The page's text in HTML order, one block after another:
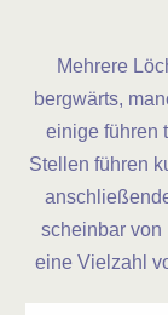
Mehrere
bergwärts,
einige führen
Stellen führen
scheinbar von
eine Vielzahl